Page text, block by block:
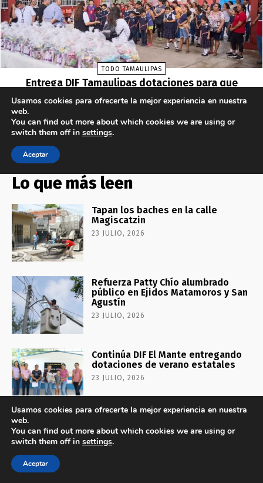
Lo que más leen
Tapan los baches en la calle
Magiscatzin
23 JULIO, 2026
Refuerza Patty Chío alumbrado
público en Ejidos Matamoros y San
Agustín
23 JULIO, 2026
Continúa DIF El Mante entregando
dotaciones de verano estatales
23 JULIO, 2026
No te lo puedes perder
Usamos cookies para ofrecerte la mejor experiencia en nuestra
web.
You can find out more about which cookies we are using or
switch them off in settings.
Aceptar